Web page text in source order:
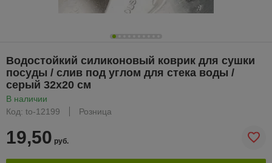
Водостойкий силиконовый коврик для сушки
посуды / слив под углом для стека воды /
серый 32х20 см
В наличии
Код: to-12199
Розница
19,50 руб.